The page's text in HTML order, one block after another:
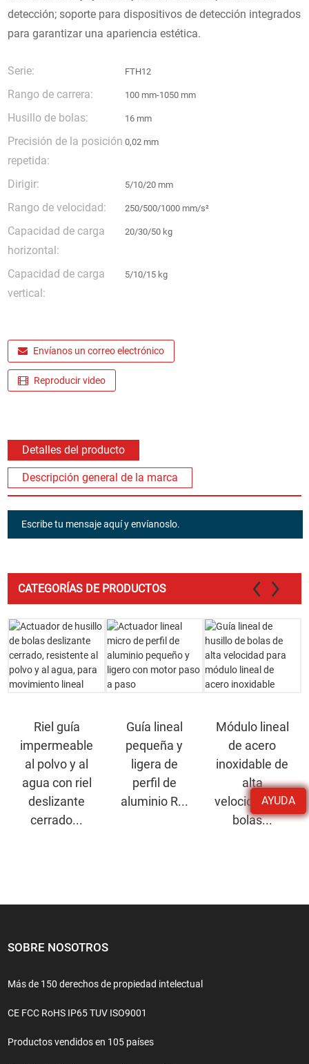
AYUDA
detección; soporte para dispositivos de detección integrados
para garantizar una apariencia estética.
Serie: FTH12
Rango de carrera: 100 mm-1050 mm
Husillo de bolas: 16 mm
Precisión de la posición
repetida:
0,02 mm
Dirigir: 5/10/20 mm
Rango de velocidad: 250/500/1000 mm/s²
Capacidad de carga
horizontal:
20/30/50 kg
Capacidad de carga
vertical:
5/10/15 kg
Envíanos un correo electrónico
Reproducir video
Detalles del producto
Descripción general de la marca
Escribe tu mensaje aquí y envíanoslo.
CATEGORÍAS DE PRODUCTOS
Riel guía
impermeable
al polvo y al
agua con riel
deslizante
cerrado...
Guía lineal
pequeña y
ligera de
perfil de
aluminio R...
Módulo lineal
de acero
inoxidable de
alta
velocidad con
bolas...
SOBRE NOSOTROS
Más de 150 derechos de propiedad intelectual
CE FCC RoHS IP65 TUV ISO9001
Productos vendidos en 105 países